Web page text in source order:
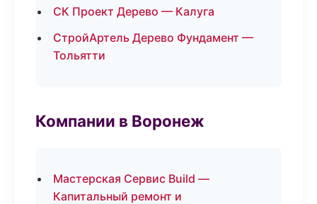
СК Проект Дерево — Калуга
СтройАртель Дерево Фундамент —
Тольятти
Компании в Воронеж
Мастерская Сервис Build —
Капитальный ремонт и